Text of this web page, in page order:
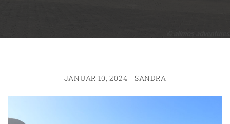
JANUAR 10, 2024 SANDRA